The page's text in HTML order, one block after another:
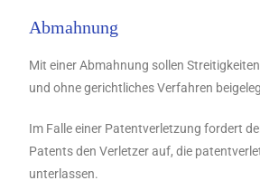
Abmahnung
Mit einer Abmahnung sollen
und ohne gerichtliches Verfahren
Im Falle einer Patentverletzung fordert
Patents den Verletzer auf, die
unterlassen.